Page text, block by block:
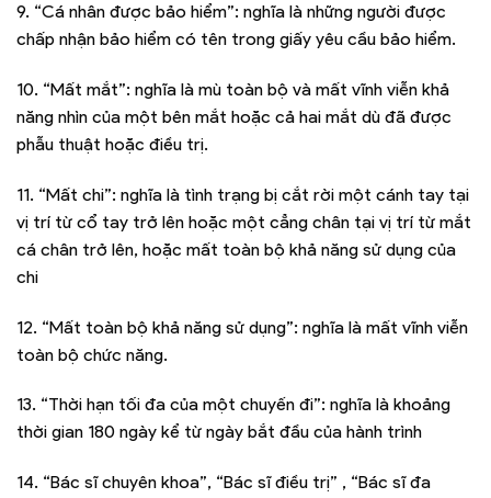
9. “Cá nhân được bảo hiểm”: nghĩa là những người được
chấp nhận bảo hiểm có tên trong giấy yêu cầu bảo hiểm.
10. “Mất mắt”: nghĩa là mù toàn bộ và mất vĩnh viễn khả
năng nhìn của một bên mắt hoặc cả hai mắt dù đã được
phẫu thuật hoặc điều trị.
11. “Mất chi”: nghĩa là tình trạng bị cắt rời một cánh tay tại
vị trí từ cổ tay trở lên hoặc một cẳng chân tại vị trí từ mắt
cá chân trở lên, hoặc mất toàn bộ khả năng sử dụng của
chi
12. “Mất toàn bộ khả năng sử dụng”: nghĩa là mất vĩnh viễn
toàn bộ chức năng.
13. “Thời hạn tối đa của một chuyến đi”: nghĩa là khoảng
thời gian 180 ngày kể từ ngày bắt đầu của hành trình
14. “Bác sĩ chuyên khoa”, “Bác sĩ điều trị” , “Bác sĩ đa